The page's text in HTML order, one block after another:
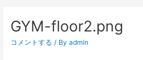
GYM-floor2.png
コメントする / Byadmin